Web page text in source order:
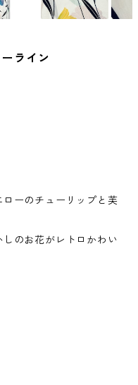
ライン
ーのチューリップと芙
のお花がレトロかわい